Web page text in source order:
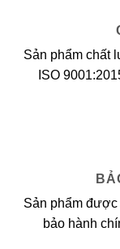
Sản phẩm chất
ISO
Sản phẩm
bảo hành